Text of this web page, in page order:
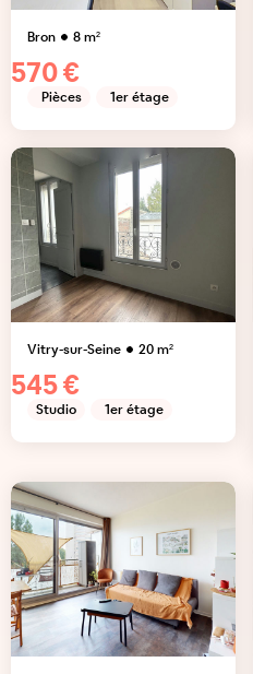
Bron 8m²
570 €
Pièces 1er étage
Vitry-sur-Seine 20m²
545 €
Studio 1er étage